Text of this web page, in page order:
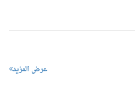
عرض المزيد